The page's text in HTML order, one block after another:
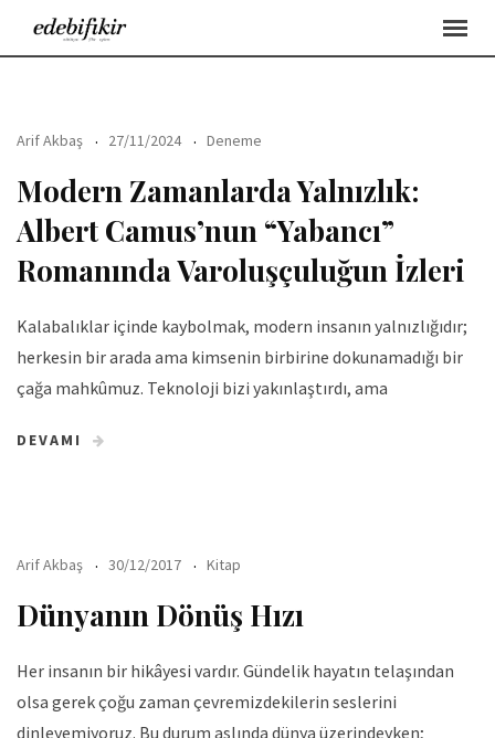
Arif Akbaş 27/11/2024 Deneme
Modern Zamanlarda Yalnızlık:
Albert Camus’nun “Yabancı”
Romanında Varoluşçuluğun İzleri
Kalabalıklar içinde kaybolmak, modern insanın yalnızlığıdır;
herkesin bir arada ama kimsenin birbirine dokunamadığı bir
çağa mahkûmuz. Teknoloji bizi yakınlaştırdı, ama
DEVAMI
Arif Akbaş 30/12/2017 Kitap
Dünyanın Dönüş Hızı
Her insanın bir hikâyesi vardır. Gündelik hayatın telaşından
olsa gerek çoğu zaman çevremizdekilerin seslerini
dinleyemiyoruz. Bu durum aslında dünya üzerindeyken;